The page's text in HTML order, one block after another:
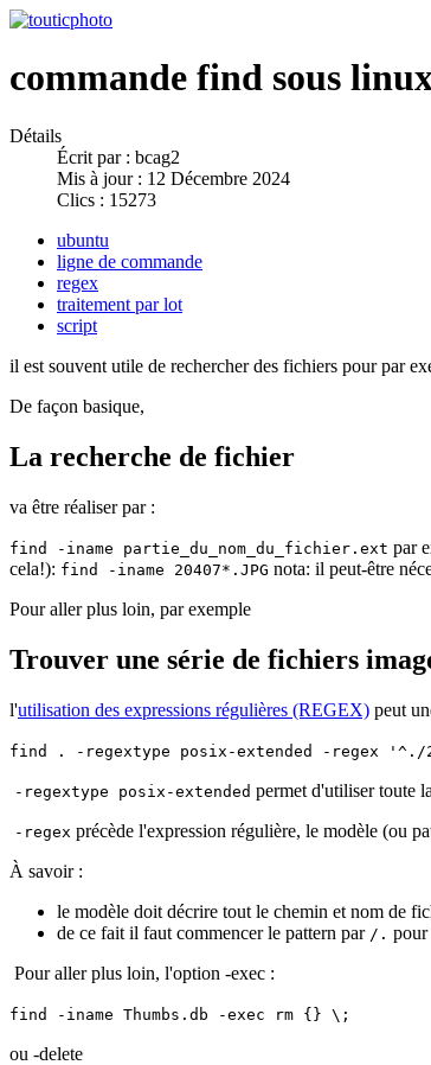
commande find sous
Détails
Écrit par : bcag2
Mis à jour : 12 Décembre 2024
Clics : 15273
ubuntu
ligne de commande
regex
traitement par lot
script
il est souvent utile de rechercher des fichiers pour par
De façon basique,
La recherche de fichier
va être réaliser par :
find -iname partie_du_nom_du_fichier.ext par
cela!): find -iname 20407*.JPG nota: il peut-être
Pour aller plus loin, par exemple
Trouver une série de fichiers
l'utilisation des expressions régulières (REGEX) peut
find . -regextype posix-extended -regex '^./
-regextype posix-extended permet d'utiliser toute
-regex précède l'expression régulière, le modèle (ou
À savoir :
le modèle doit décrire tout le chemin et nom de
de ce fait il faut commencer le pattern par /. pour
Pour aller plus loin, l'option -exec :
find -iname Thumbs.db -exec rm {} \;
ou -delete